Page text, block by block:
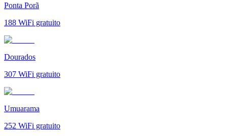
Ponta Porã
188 WiFi gratuito
Dourados
307 WiFi gratuito
Umuarama
252 WiFi gratuito